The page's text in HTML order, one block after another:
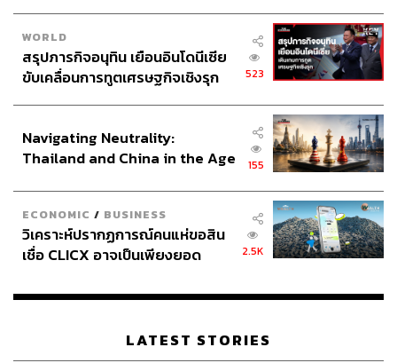
WORLD
สรุปภารกิจอนุทิน เยือนอินโดนีเซีย
ขับเคลื่อนการทูตเศรษฐกิจเชิงรุก
523
Navigating Neutrality:
Thailand and China in the Age
155
ECONOMIC / BUSINESS
วิเคราะห์ปรากฏการณ์คนแห่ขอสิน
เชื่อ CLICX อาจเป็นเพียงยอด
เรือนไทยที่ถูกซุกไว้
2.5K
LATEST STORIES